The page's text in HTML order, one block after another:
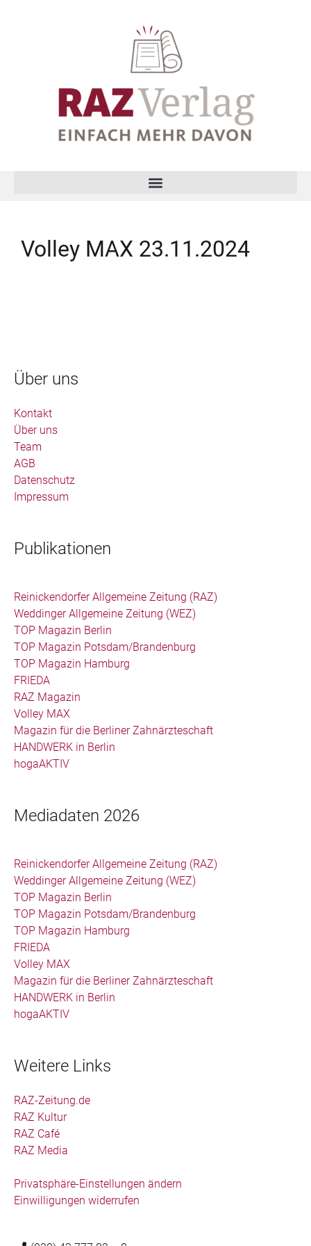
Volley MAX 23.11.2024
Über uns
Kontakt
Über uns
Team
AGB
Datenschutz
Impressum
Publikationen
Reinickendorfer Allgemeine Zeitung (RAZ)
Weddinger Allgemeine Zeitung (WEZ)
TOP Magazin Berlin
TOP Magazin Potsdam/Brandenburg
TOP Magazin Hamburg
FRIEDA
RAZ Magazin
Volley MAX
Magazin für die Berliner Zahnärzteschaft
HANDWERK in Berlin
hogaAKTIV
Mediadaten 2026
Reinickendorfer Allgemeine Zeitung (RAZ)
Weddinger Allgemeine Zeitung (WEZ)
TOP Magazin Berlin
TOP Magazin Potsdam/Brandenburg
TOP Magazin Hamburg
FRIEDA
Volley MAX
Magazin für die Berliner Zahnärzteschaft
HANDWERK in Berlin
hogaAKTIV
Weitere Links
RAZ-Zeitung.de
RAZ Kultur
RAZ Café
RAZ Media
Privatsphäre-Einstellungen ändern
Einwilligungen widerrufen